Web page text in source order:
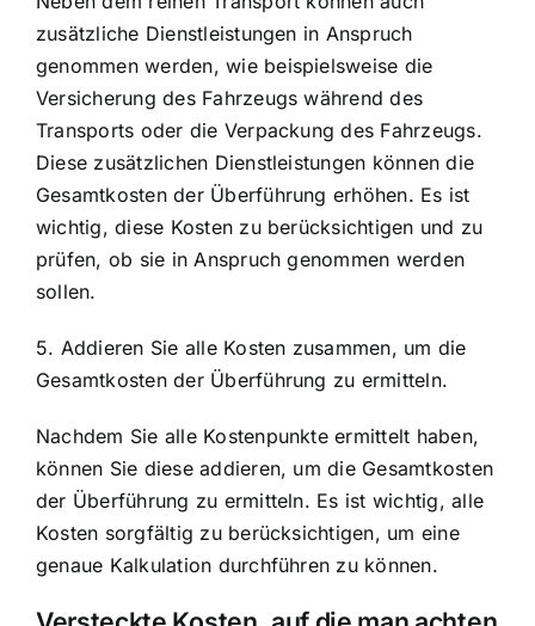
zusätzliche Dienstleistungen in Anspruch
genommen werden, wie beispielsweise die
Versicherung des Fahrzeugs während des
Transports oder die Verpackung des Fahrzeugs.
Diese zusätzlichen Dienstleistungen können die
Gesamtkosten der Überführung erhöhen. Es ist
wichtig, diese Kosten zu berücksichtigen und zu
prüfen, ob sie in Anspruch genommen werden
sollen.
5. Addieren Sie alle Kosten zusammen, um die
Gesamtkosten der Überführung zu ermitteln.
Nachdem Sie alle Kostenpunkte ermittelt haben,
können Sie diese addieren, um die Gesamtkosten
der Überführung zu ermitteln. Es ist wichtig, alle
Kosten sorgfältig zu berücksichtigen, um eine
genaue Kalkulation durchführen zu können.